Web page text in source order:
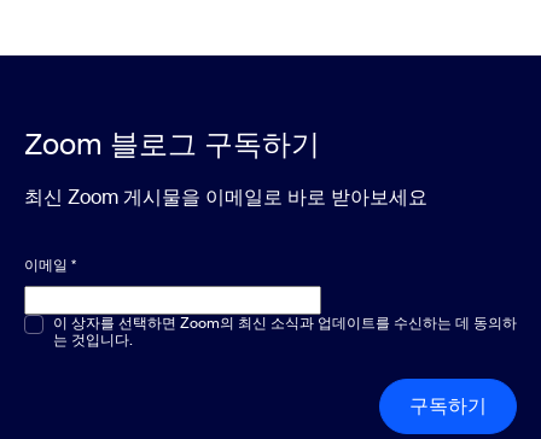
Zoom 블로그 구독하기
최신 Zoom 게시물을 이메일로 바로 받아보세요
이메일 *
객관식 또는 단답형*
이 상자를 선택하면 Zoom의 최신 소식과 업데이트를 수신하는 데 동의하
는 것입니다.
구독하기